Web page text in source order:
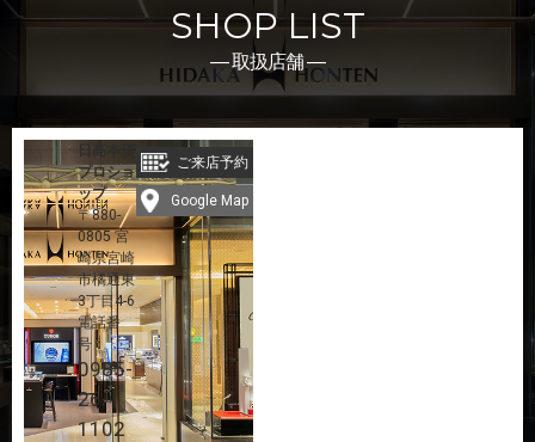
SHOP LIST
― 取扱店舗 ―
日髙本店
プロショ
ップ
〒880-
0805 宮
崎県宮崎
市橘通東
3丁目4-6
電話番
号：
0985-
26-
1102
ご来店予約
Google Map